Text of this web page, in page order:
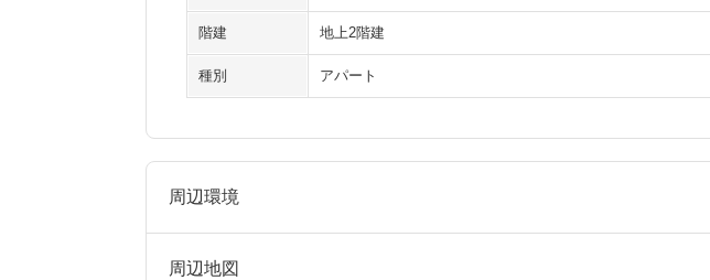
階建 地上2階建
種別 アパート
周辺環境
周辺地図